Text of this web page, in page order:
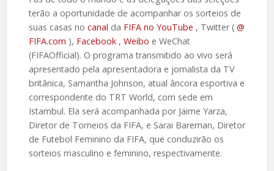
terão a oportunidade de acompanhar os sorteios de
suas casas no canal da FIFA no YouTube , Twitter ( @
FIFA.com ), Facebook, Weibo e WeChat
(FIFAOfficial). O programa transmitido ao vivo será
apresentado pela apresentadora e jornalista da TV
britânica, Samantha Johnson, atual âncora esportiva e
correspondente do TRT World, com sede em
Istambul. Ela será acompanhada por Jaime Yarza,
Diretor de Torneios da FIFA, e Sarai Bareman, Diretor
de Futebol Feminino da FIFA, que conduzirão os
sorteios masculino e feminino, respectivamente.